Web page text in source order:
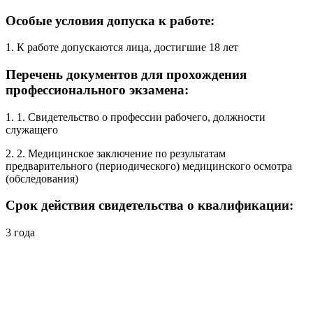
Особые условия допуска к работе:
1. К работе допускаются лица, достигшие 18 лет
Перечень документов для прохождения
профессионального экзамена:
1. 1. Свидетельство о профессии рабочего, должности
служащего
2. 2. Медицинское заключение по результатам
предварительного (периодического) медицинского осмотра
(обследования)
Срок действия свидетельства о квалификации:
3 года